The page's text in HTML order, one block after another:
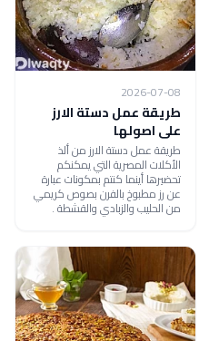
2026-07-08
طريقة عمل دستة الارز
على اصولها
طريقة عمل دستة الارز من ألذ
الأكلات المصرية التي يمكنكم
تحضيرها أينما كنتم بمكونات عبارة
عن رز مطبوخ بالفرن بصوص كريمي
من الحليب والزبادي والقشطة .